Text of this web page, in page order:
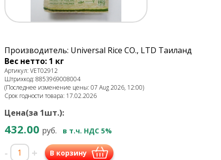
Производитель: Universal Rice CO., LTD Таиланд
Вес нетто: 1 кг
Артикул: VET02912
Штрихкод: 8853969008004
(Последнее изменение цены: 07 Aug 2026, 12:00)
Срок годности товара: 17.02.2026
Цена(за 1шт.):
432.00 руб. в т.ч. НДС 5%
- + В корзину